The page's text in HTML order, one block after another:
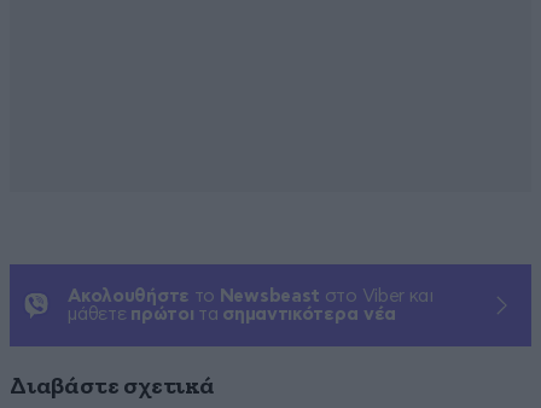
Ακολουθήστε το Newsbeast στο Viber και
μάθετε πρώτοι τα σημαντικότερα νέα
Διαβάστε σχετικά